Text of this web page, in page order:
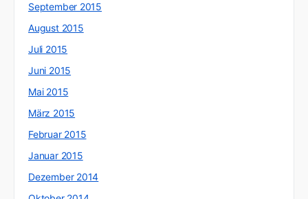
September 2015
August 2015
Juli 2015
Juni 2015
Mai 2015
März 2015
Februar 2015
Januar 2015
Dezember 2014